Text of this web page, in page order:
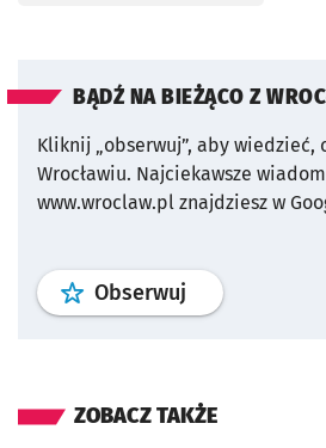
BĄDŹ NA BIEŻĄCO Z
Kliknij „obserwuj”, aby wiedzieć,
Wrocławiu. Najciekawsze
www.wroclaw.pl znajdziesz w
Obserwuj profil
ZOBACZ TAKŻE